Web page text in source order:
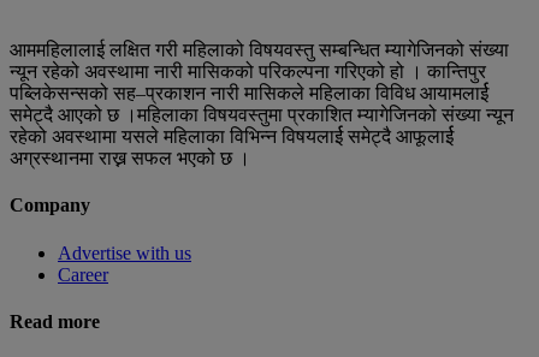
आममहिलालाई लक्षित गरी महिलाको विषयवस्तु सम्बन्धित म्यागेजिनको संख्या
न्यून रहेको अवस्थामा नारी मासिकको परिकल्पना गरिएको हो । कान्तिपुर
पब्लिकेसन्सको सह–प्रकाशन नारी मासिकले महिलाका विविध आयामलार्ई
समेट्दै आएको छ ।महिलाका विषयवस्तुमा प्रकाशित म्यागेजिनको संख्या न्यून
रहेको अवस्थामा यसले महिलाका विभिन्न विषयलार्ई समेट्दै आफूलार्ई
अग्रस्थानमा राख्न सफल भएको छ ।
Company
Advertise with us
Career
Read more